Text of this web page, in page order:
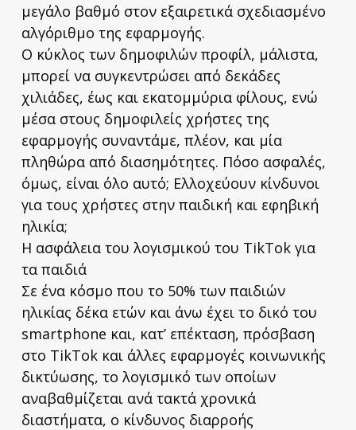
μεγάλο βαθμό στον εξαιρετικά σχεδιασμένο
αλγόριθμο της εφαρμογής.
Ο κύκλος των δημοφιλών προφίλ, μάλιστα,
μπορεί να συγκεντρώσει από δεκάδες
χιλιάδες, έως και εκατομμύρια φίλους, ενώ
μέσα στους δημοφιλείς χρήστες της
εφαρμογής συναντάμε, πλέον, και μία
πληθώρα από διασημότητες. Πόσο ασφαλές,
όμως, είναι όλο αυτό; Ελλοχεύουν κίνδυνοι
για τους χρήστες στην παιδική και εφηβική
ηλικία;
Η ασφάλεια του λογισμικού του TikTok για
τα παιδιά
Σε ένα κόσμο που το 50% των παιδιών
ηλικίας δέκα ετών και άνω έχει το δικό του
smartphone και, κατ’ επέκταση, πρόσβαση
στο TikTok και άλλες εφαρμογές κοινωνικής
δικτύωσης, το λογισμικό των οποίων
αναβαθμίζεται ανά τακτά χρονικά
διαστήματα, ο κίνδυνος διαρροής